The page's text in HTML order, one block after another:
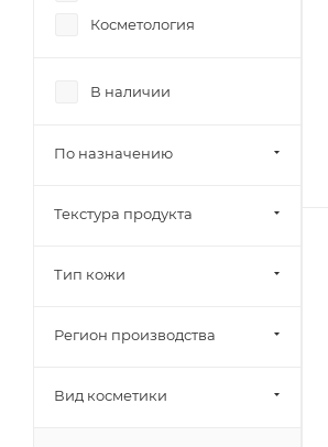
Косметология
В наличии
По назначению
Текстура продукта
Тип кожи
Регион производства
Вид косметики